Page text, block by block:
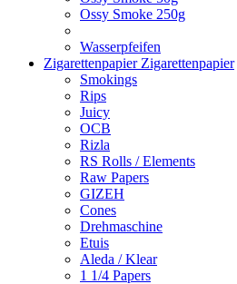
Ossy Smoke 250g
Wasserpfeifen
Zigarettenpapier Zigarettenpapier
Smokings
Rips
Juicy
OCB
Rizla
RS Rolls / Elements
Raw Papers
GIZEH
Cones
Drehmaschine
Etuis
Aleda / Klear
1 1/4 Papers